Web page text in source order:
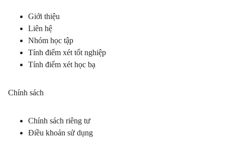
Giới thiệu
Liên hệ
Nhóm học tập
Tính điểm xét tốt nghiệp
Tính điểm xét học bạ
Chính sách
Chính sách riêng tư
Điều khoản sử dụng